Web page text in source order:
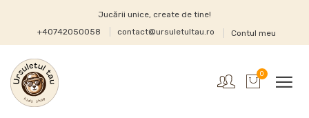
Jucării unice, create de tine!
+40742050058
contact@ursuletultau.ro Contul meu
0